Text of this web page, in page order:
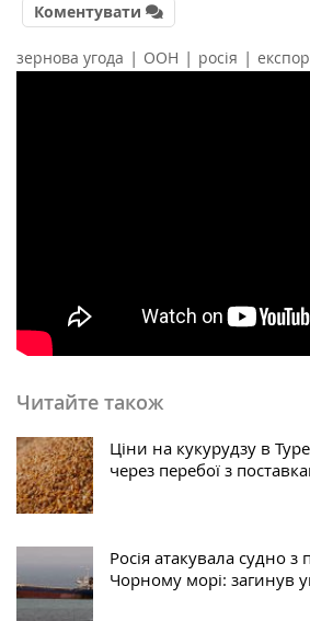
Коментувати
зернова угода | ООН | росія |
Читайте також
Ціни на кукурудзу в
через перебої з
Росія атакувала судно
Чорному морі: загинув